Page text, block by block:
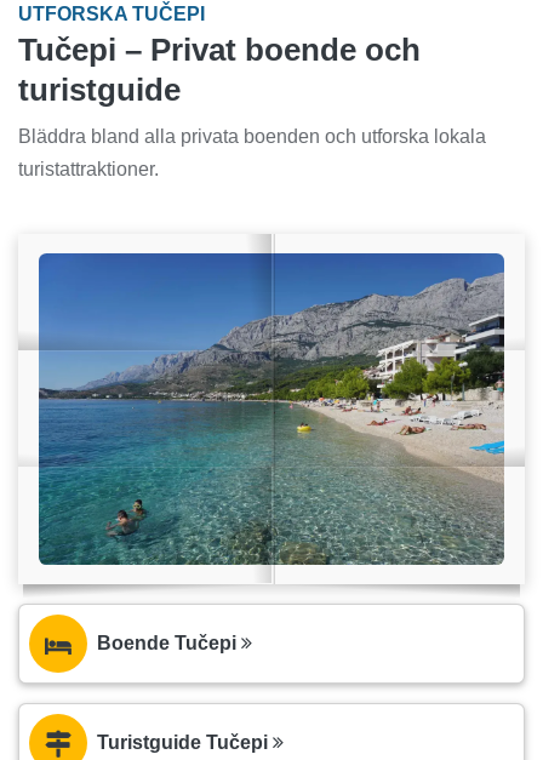
UTFORSKA TUČEPI
Tučepi – Privat boende och
turistguide
Bläddra bland alla privata boenden och utforska lokala
turistattraktioner.
Boende Tučepi
Turistguide Tučepi